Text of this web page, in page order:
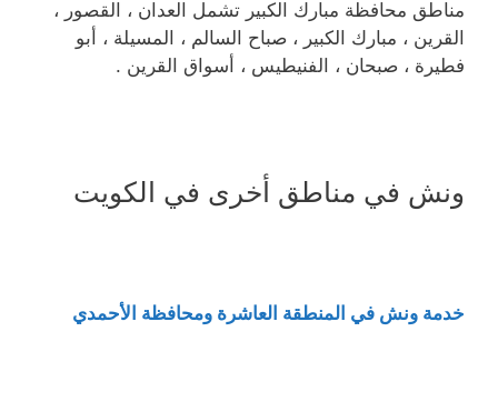
مناطق محافظة مبارك الكبير تشمل العدان ، القصور ،
القرين ، مبارك الكبير ، صباح السالم ، المسيلة ، أبو
فطيرة ، صبحان ، الفنيطيس ، أسواق القرين .
ونش في مناطق أخرى في الكويت
خدمة ونش في المنطقة العاشرة ومحافظة الأحمدي